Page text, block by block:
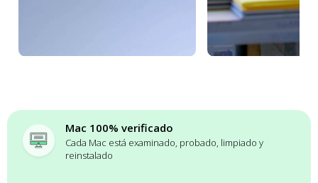
Mac 100% verificado
Cada Mac está examinado, probado, limpiado y
reinstalado